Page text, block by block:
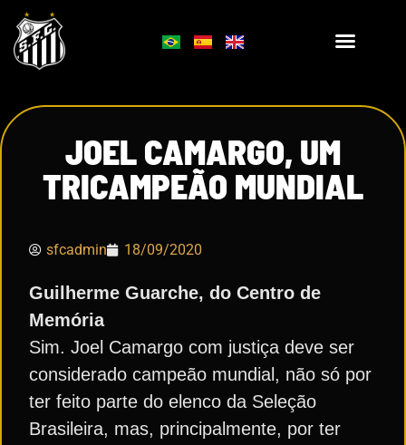
JOEL CAMARGO, UM
TRICAMPEÃO MUNDIAL
sfcadmin 18/09/2020
Guilherme Guarche, do Centro de
Memória
Sim. Joel Camargo com justiça deve ser
considerado campeão mundial, não só por
ter feito parte do elenco da Seleção
Brasileira, mas, principalmente, por ter